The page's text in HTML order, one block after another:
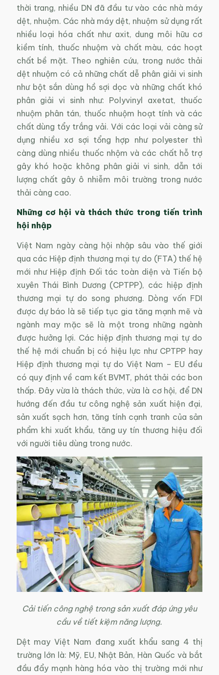
thời trang, nhiều DN đã đầu tư vào các nhà máy
dệt, nhuộm. Các nhà máy dệt, nhuộm sử dụng rất
nhiều loại hóa chất như axit, dung môi hữu cơ
kiềm tính, thuốc nhuộm và chất màu, các hoạt
chất bề mặt. Theo nghiên cứu, trong nước thải
dệt nhuộm có cả những chất dễ phân giải vi sinh
như bột sắn dùng hồ sợi dọc và những chất khó
phân giải vi sinh như: Polyvinyl axetat, thuốc
nhuộm phân tán, thuốc nhuộm hoạt tính và các
chất dùng tẩy trắng vải. Với các loại vải càng sử
dụng nhiều xơ sợi tổng hợp như polyester thì
càng dùng nhiều thuốc nhộm và các chất hỗ trợ
gây khó hoặc không phân giải vi sinh, dẫn tới
lượng chất gây ô nhiễm môi trường trong nước
thải càng cao.
Những cơ hội và thách thức trong tiến trình
hội nhập
Việt Nam ngày càng hội nhập sâu vào thế giới
qua các Hiệp định thương mại tự do (FTA) thế hệ
mới như Hiệp định Đối tác toàn diện và Tiến bộ
xuyên Thái Bình Dương (CPTPP), các hiệp định
thương mại tự do song phương. Dòng vốn FDI
được dự báo là sẽ tiếp tục gia tăng mạnh mẽ và
ngành may mặc sẽ là một trong những ngành
được hưởng lợi. Các hiệp định thương mại tự do
thế hệ mới chuẩn bị có hiệu lực như CPTPP hay
Hiệp định thương mại tự do Việt Nam – EU đều
có quy định về cam kết BVMT, phát thải các bon
thấp. Đây vừa là thách thức, vừa là cơ hội, để DN
hướng đến đầu tư công nghệ sản xuất hiện đại,
sản xuất sạch hơn, tăng tính cạnh tranh của sản
phẩm khi xuất khẩu, tăng uy tín thương hiệu đối
với người tiêu dùng trong nước.
Cải tiến công nghệ trong sản xuất đáp ứng yêu
cầu về tiết kiệm năng lượng.
Dệt may Việt Nam đang xuất khẩu sang 4 thị
trường lớn là: Mỹ, EU, Nhật Bản, Hàn Quốc và bắt
đầu đẩy mạnh hàng hóa vào thị trường mới như